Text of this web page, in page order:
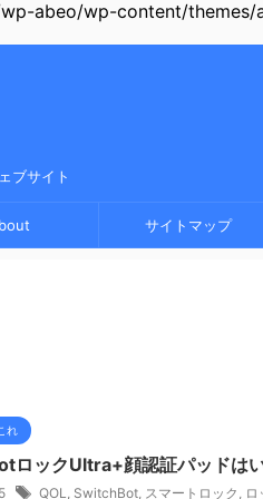
abeo/wp-content/
ブサイト
サイトマップ
れ
ロックUltra+顔認証パッドは
QOL, SwitchBot, スマートロック ,